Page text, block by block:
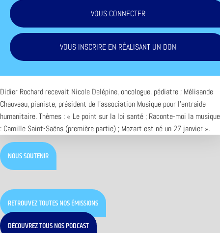
VOUS CONNECTER
VOUS INSCRIRE EN RÉALISANT UN DON
Didier Rochard recevait Nicole Delépine, oncologue, pédiatre ; Mélisande
Chauveau, pianiste, président de l’association Musique pour l’entraide
humanitaire. Thèmes : « Le point sur la loi santé ; Raconte-moi la musique
: Camille Saint-Saëns (première partie) ; Mozart est né un 27 janvier ».
NOUS SOUTENIR
RETROUVEZ TOUTES NOS ÉMISSIONS
DÉCOUVREZ TOUS NOS PODCAST